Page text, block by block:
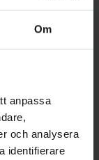
Om
anpassa
och analysera
identifierare